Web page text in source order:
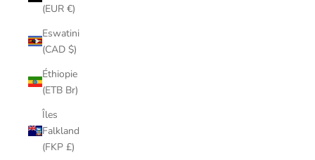
(EUR €)
Eswatini
(CAD $)
Éthiopie
(ETB Br)
Îles
Falkland
(FKP £)